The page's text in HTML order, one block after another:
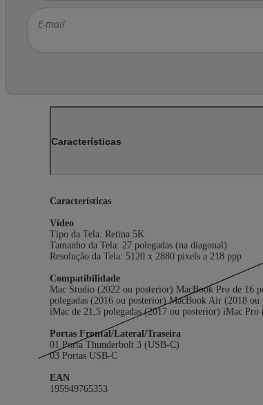
E-mail
Características
Características
Vídeo
Tipo da Tela: Retina 5K
Tamanho da Tela: 27 polegadas (na diagonal)
Resolução da Tela: 5120 x 2880 pixels a 218 ppp
Compatibilidade
Mac Studio (2022 ou posterior) MacBook Pro de 16
polegadas (2016 ou posterior) MacBook Air (2018
iMac de 21,5 polegadas (2017 ou posterior) iMac Pro
Portas Frontal/Lateral/Traseira
01 Porta Thunderbolt 3 (USB-C)
03 Portas USB-C
EAN
195949765353